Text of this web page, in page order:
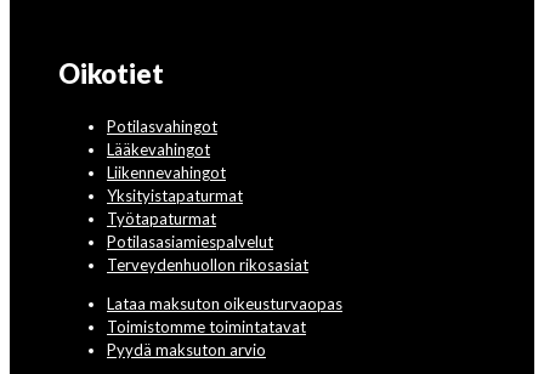
Oikotiet
Potilasvahingot
Lääkevahingot
Liikennevahingot
Yksityistapaturmat
Työtapaturmat
Potilasasiamiespalvelut
Terveydenhuollon rikosasiat
Lataa maksuton oikeusturvaopas
Toimistomme toimintatavat
Pyydä maksuton arvio